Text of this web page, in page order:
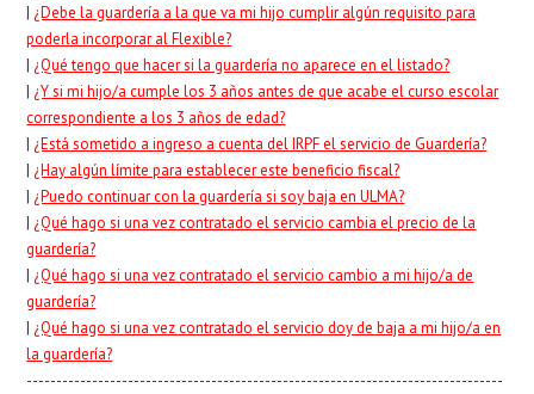
| ¿Debe la guardería a la que va mi hijo cumplir algún requisito para
poderla incorporar al Flexible?
| ¿Qué tengo que hacer si la guardería no aparece en el listado?
| ¿Y si mi hijo/a cumple los 3 años antes de que acabe el curso escolar
correspondiente a los 3 años de edad?
| ¿Está sometido a ingreso a cuenta del IRPF el servicio de Guardería?
| ¿Hay algún límite para establecer este beneficio fiscal?
| ¿Puedo continuar con la guardería si soy baja en ULMA?
| ¿Qué hago si una vez contratado el servicio cambia el precio de la
guardería?
| ¿Qué hago si una vez contratado el servicio cambio a mi hijo/a de
guardería?
| ¿Qué hago si una vez contratado el servicio doy de baja a mi hijo/a en
la guardería?
--------------------------------------------------------------------------------